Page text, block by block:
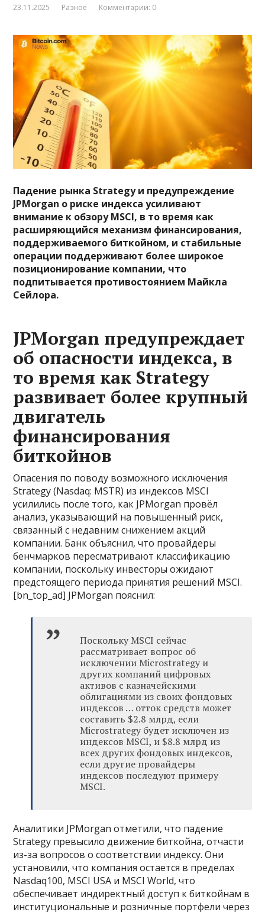
23.11.2025 Разное Комментарии: 0
Падение рынка Strategy и предупреждение
JPMorgan о риске индекса усиливают
внимание к обзору MSCI, в то время как
расширяющийся механизм финансирования,
поддерживаемого биткойном, и стабильные
операции поддерживают более широкое
позиционирование компании, что
подпитывается противостоянием Майкла
Сейлора.
JPMorgan предупреждает
об опасности индекса, в
то время как Strategy
развивает более крупный
двигатель
финансирования
биткойнов
Опасения по поводу возможного исключения
Strategy (Nasdaq: MSTR) из индексов MSCI
усилились после того, как JPMorgan провёл
анализ, указывающий на повышенный риск,
связанный с недавним снижением акций
компании. Банк объяснил, что провайдеры
бенчмарков пересматривают классификацию
компании, поскольку инвесторы ожидают
предстоящего периода принятия решений MSCI.
[bn_top_ad] JPMorgan пояснил:
Поскольку MSCI сейчас
рассматривает вопрос об
исключении Microstrategy и
других компаний цифровых
активов с казначейскими
облигациями из своих фондовых
индексов … отток средств может
составить $2.8 млрд, если
Microstrategy будет исключен из
индексов MSCI, и $8.8 млрд из
всех других фондовых индексов,
если другие провайдеры
индексов последуют примеру
MSCI.
Аналитики JPMorgan отметили, что падение
Strategy превысило движение биткойна, отчасти
из-за вопросов о соответствии индексу. Они
установили, что компания остается в пределах
Nasdaq100, MSCI USA и MSCI World, что
обеспечивает индиректный доступ к биткойнам в
институциональные и розничные портфели через